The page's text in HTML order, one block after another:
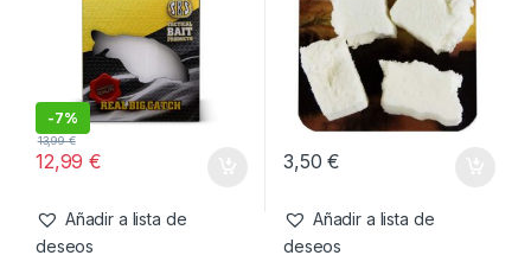
-7%
12,99€
13,99€
Añadir a lista de
deseos
3,50€
Añadir a lista de
deseos